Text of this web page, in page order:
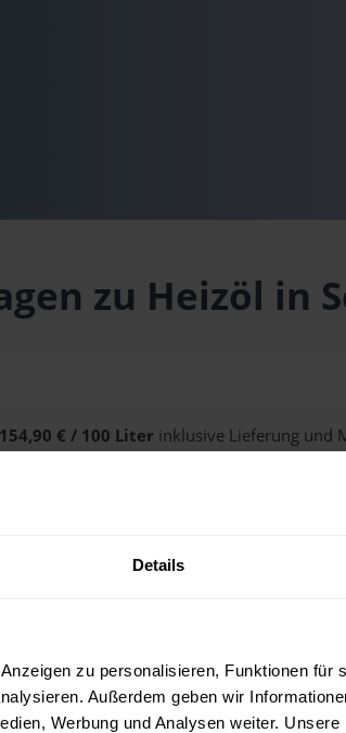
Details
zu personalisieren, Funktionen für
Außerdem geben wir
Werbung und Analysen weiter.
zu Heizöl in
154,90 € / 100 Liter inklusive Lieferung und
über unseren